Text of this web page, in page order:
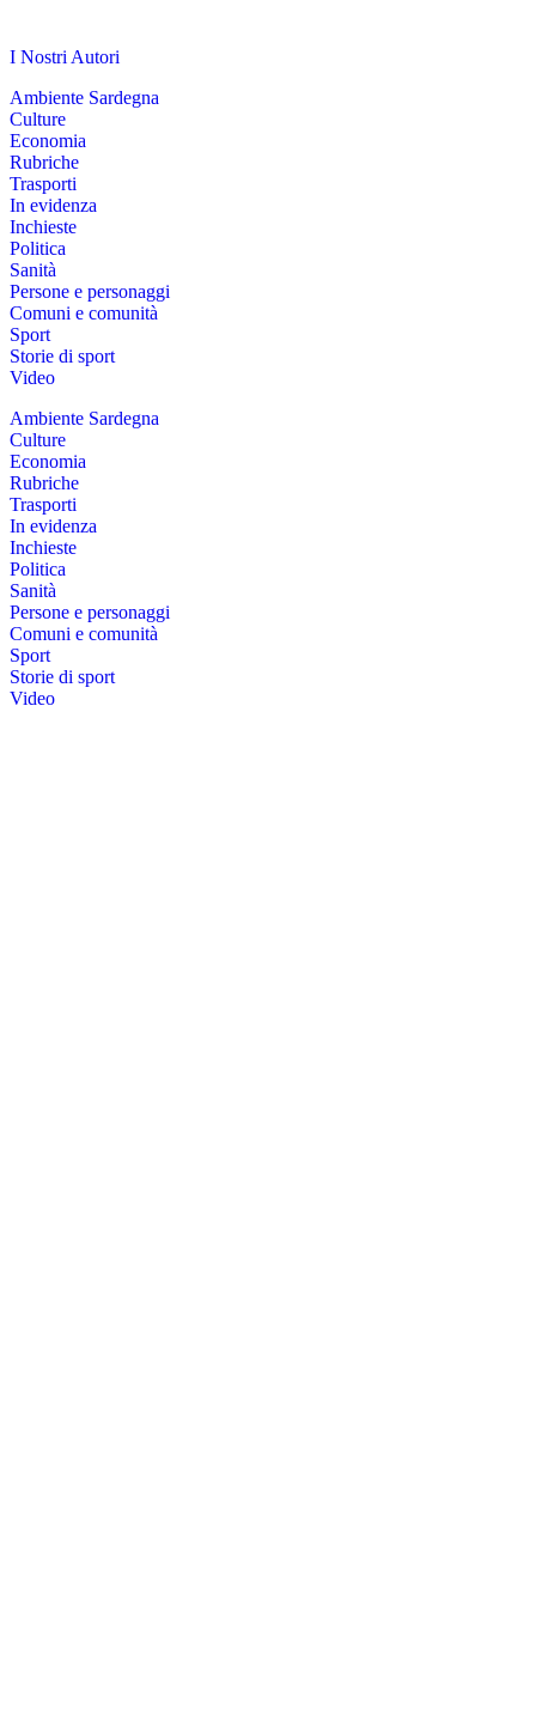
I Nostri Autori
Ambiente Sardegna
Culture
Economia
Rubriche
Trasporti
In evidenza
Inchieste
Politica
Sanità
Persone e personaggi
Comuni e comunità
Sport
Storie di sport
Video
Ambiente Sardegna
Culture
Economia
Rubriche
Trasporti
In evidenza
Inchieste
Politica
Sanità
Persone e personaggi
Comuni e comunità
Sport
Storie di sport
Video